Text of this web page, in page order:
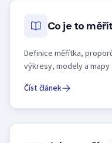
Co je to
Definice měřítka,
výkresy, modely a
Číst článek